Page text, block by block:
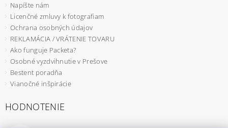
Napíšte nám
Licenčné zmluvy k fotografiam
Ochrana osobných údajov
REKLAMÁCIA / VRÁTENIE TOVARU
Ako funguje Packeta?
Osobné vyzdvihnutie v Prešove
Bestent poradňa
Vianočné inšpirácie
HODNOTENIE